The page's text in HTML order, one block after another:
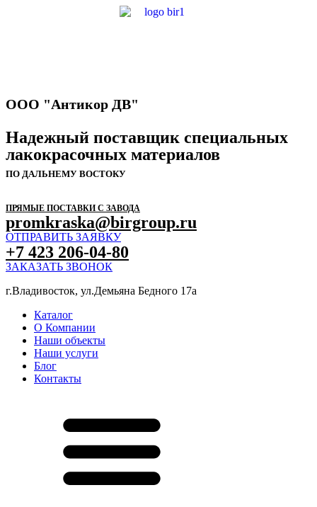
ООО "Антикор ДВ"
Надежный поставщик специальных
лакокрасочных материалов
ПО ДАЛЬНЕМУ ВОСТОКУ
ПРЯМЫЕ ПОСТАВКИ С ЗАВОДА
promkraska@birgroup.ru
ОТПРАВИТЬ ЗАЯВКУ
+7 423 206-04-80
ЗАКАЗАТЬ ЗВОНОК
г.Владивосток, ул.Демьяна Бедного 17а
Каталог
О Компании
Наши объекты
Наши услуги
Блог
Контакты